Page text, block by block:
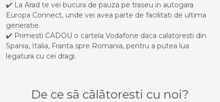
✔️ La Arad te vei bucura de pauza pe traseu in autogara
Europa Connect, unde vei avea parte de facilitati de ultima
generatie.
✔️ Primesti CADOU o cartela Vodafone daca calatoresti din
Spania, Italia, Franta spre Romania, pentru a putea lua
legatura cu cei dragi.
De ce sã cãlãtoresti cu noi?